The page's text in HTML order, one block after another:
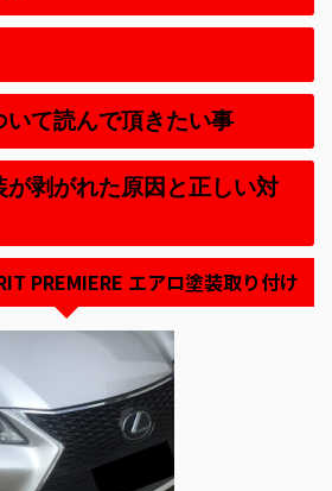
いて読んで頂きたい事
が剥がれた原因と正しい対
PREMIERE エアロ塗装取り付け